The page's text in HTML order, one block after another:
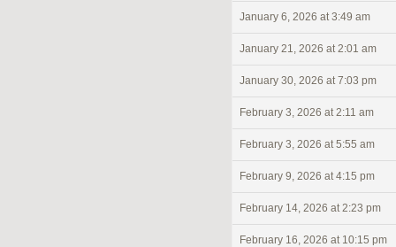
January 6, 2026 at 3:49 am
January 21, 2026 at 2:01 am
January 30, 2026 at 7:03 pm
February 3, 2026 at 2:11 am
February 3, 2026 at 5:55 am
February 9, 2026 at 4:15 pm
February 14, 2026 at 2:23 pm
February 16, 2026 at 10:15 pm